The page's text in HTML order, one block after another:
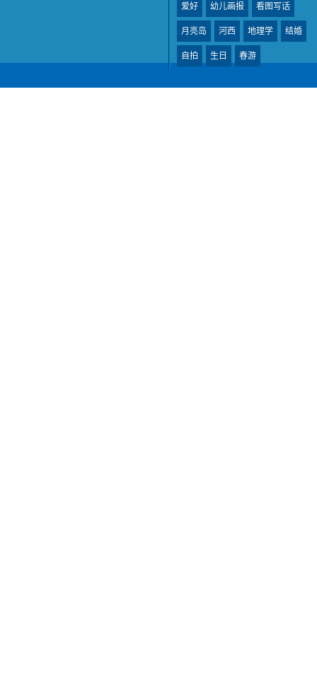
爱好 幼儿画报 看图写话
月亮岛 河西 地理学 结婚
自拍 生日 春游